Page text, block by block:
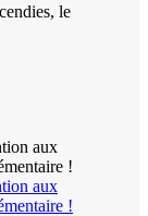
le
aux
!
aux
!